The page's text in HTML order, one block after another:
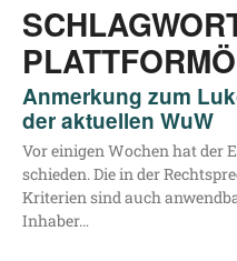
Anmerkung zum
der aktuellen WuW
Vor eini­gen Wochen hat der
schie­den. Die in der
Kri­­te­ri­en sind auch
Inhaber…